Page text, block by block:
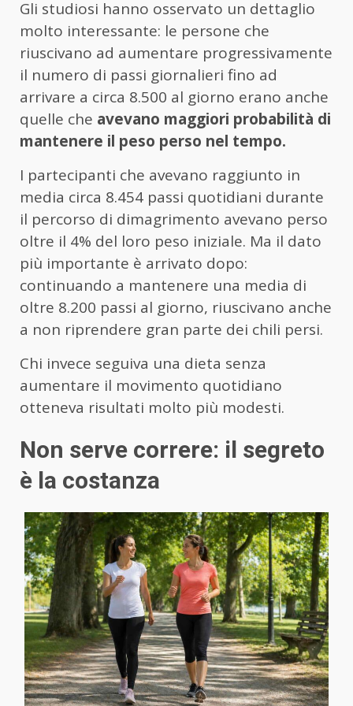
Gli studiosi hanno osservato un dettaglio
molto interessante: le persone che
riuscivano ad aumentare progressivamente
il numero di passi giornalieri fino ad
arrivare a circa 8.500 al giorno erano anche
quelle che avevano maggiori probabilità di
mantenere il peso perso nel tempo.
I partecipanti che avevano raggiunto in
media circa 8.454 passi quotidiani durante
il percorso di dimagrimento avevano perso
oltre il 4% del loro peso iniziale. Ma il dato
più importante è arrivato dopo:
continuando a mantenere una media di
oltre 8.200 passi al giorno, riuscivano anche
a non riprendere gran parte dei chili persi.
Chi invece seguiva una dieta senza
aumentare il movimento quotidiano
otteneva risultati molto più modesti.
Non serve correre: il segreto
è la costanza